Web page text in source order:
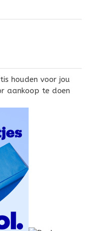
houden voor jou
aankoop te doen